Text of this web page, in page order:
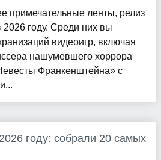
примечательные ленты, релиз
2026 году. Среди них вы
видеоигр, включая
нашумевшего хоррора
Франкенштейна» с
году: собрали 20 самых